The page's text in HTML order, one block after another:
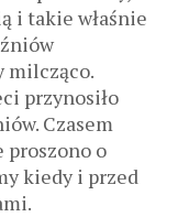
i takie właśnie
milcząco.
przynosiło
Czasem
proszono o
kiedy i przed